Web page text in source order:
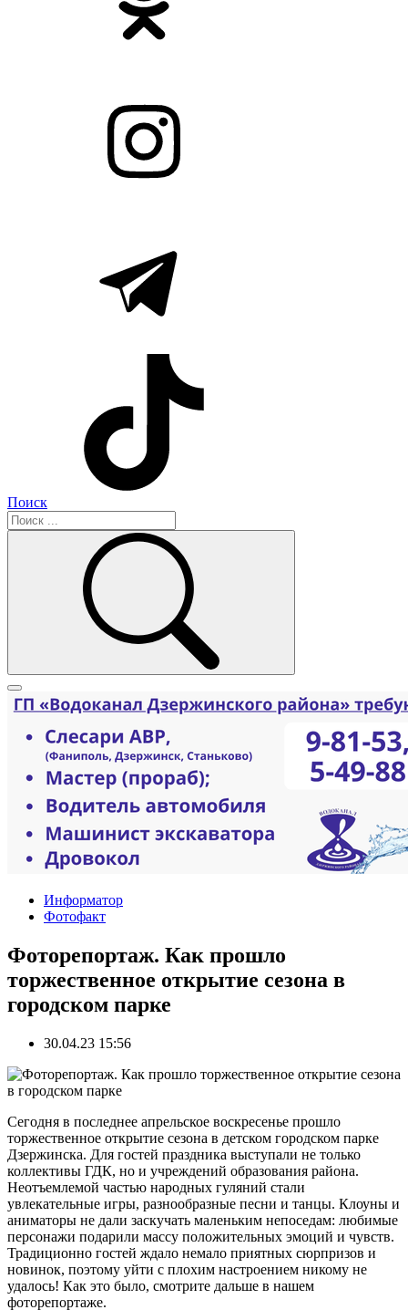
Поиск
Информатор
Фотофакт
Фоторепортаж. Как прошло
торжественное открытие сезона в
городском парке
30.04.23 15:56
Сегодня в последнее апрельское воскресенье прошло
торжественное открытие сезона в детском городском парке
Дзержинска. Для гостей праздника выступали не только
коллективы ГДК, но и учреждений образования района.
Неотъемлемой частью народных гуляний стали
увлекательные игры, разнообразные песни и танцы. Клоуны и
аниматоры не дали заскучать маленьким непоседам: любимые
персонажи подарили массу положительных эмоций и чувств.
Традиционно гостей ждало немало приятных сюрпризов и
новинок, поэтому уйти с плохим настроением никому не
удалось! Как это было, смотрите дальше в нашем
фоторепортаже.